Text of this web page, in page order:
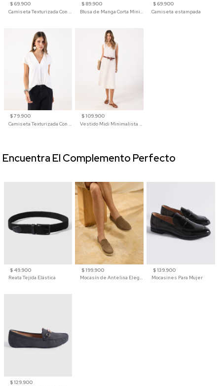
$ 69.900
Camiseta Texturizada Con Hombro Caído Para Mujer
$ 89.900
Blusa de Manga Corta Minimalista para Mujer
$ 69.900
Camiseta estampada
$ 79.900
Camiseta Texturizada Con Cuello En V Para Mujer
$ 109.900
Vestido Midi Minimalista De Silueta Amplia
$ 49.900
Reata Tejida Elástica
$ 199.900
Mocasín de Antelina Elegante con Suela de Contraste Para Hombre
$ 139.900
Mocasines Para Mujer
$ 129.900
Encuentra El Complemento Perfecto